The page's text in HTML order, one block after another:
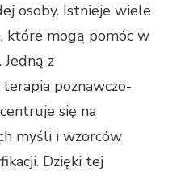
osoby. Istnieje wiele
które mogą pomóc w
Jedną z
poznawczo-
się na
myśli i wzorców
Dzięki tej